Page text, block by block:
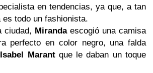
en tendencias, ya que, a tan
todo un fashionista.
ciudad, Mirandaescogió una camisa
perfecto en color negro, una falda
Isabel Marantque le daban un toque